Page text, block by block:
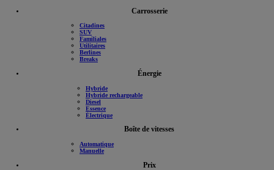
Carrosserie
Citadines
SUV
Familiales
Utilitaires
Berlines
Breaks
Énergie
Hybride
Hybride rechargeable
Diesel
Essence
Électrique
Boîte de vitesses
Automatique
Manuelle
Prix